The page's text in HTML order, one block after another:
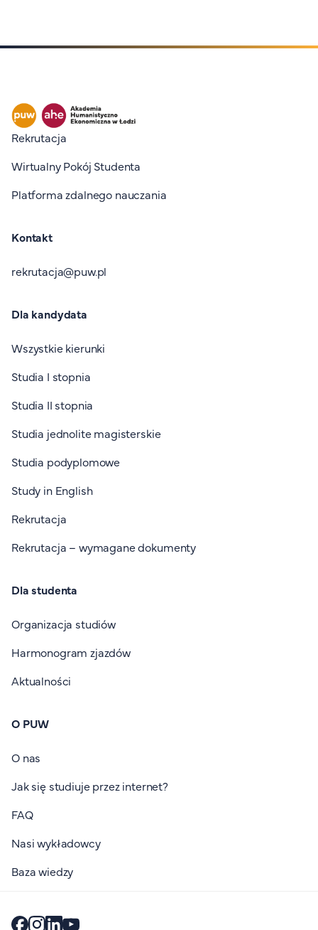
Stopka I
Rekrutacja
Wirtualny Pokój Studenta
Platforma zdalnego nauczania
Kontakt
rekrutacja@puw.pl
Dla kandydata
Wszystkie kierunki
Studia I stopnia
Studia II stopnia
Studia jednolite magisterskie
Studia podyplomowe
Study in English
Rekrutacja
Rekrutacja – wymagane dokumenty
Dla studenta
Organizacja studiów
Harmonogram zjazdów
Aktualności
O PUW
O nas
Jak się studiuje przez internet?
FAQ
Nasi wykładowcy
Baza wiedzy